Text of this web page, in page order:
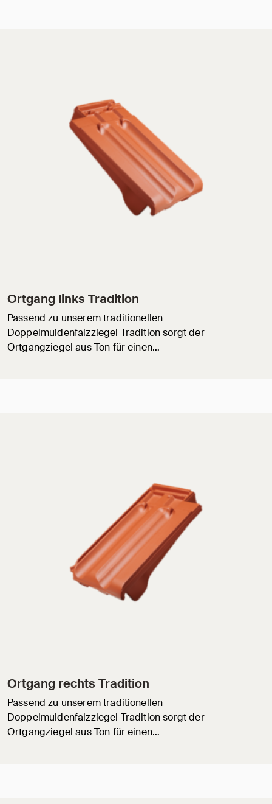
Ortgang links Tradition
Passend zu unserem traditionellen
Doppelmuldenfalzziegel Tradition sorgt der
Ortgangziegel aus Ton für einen…
Ortgang rechts Tradition
Passend zu unserem traditionellen
Doppelmuldenfalzziegel Tradition sorgt der
Ortgangziegel aus Ton für einen…